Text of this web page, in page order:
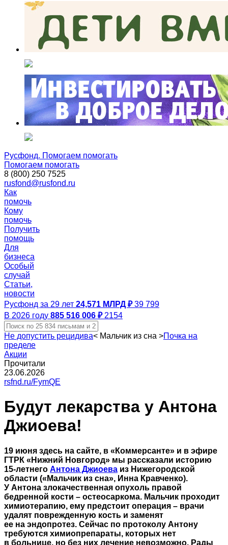
Русфонд. Помогаем помогать
Помогаем помогать
8 (800) 250 7525
rusfond@rusfond.ru
Как
помочь
Кому
помочь
Получить
помощь
Для
бизнеса
Особый
случай
Статьи,
новости
Русфонд за 29 лет 24,571 МЛРД ₽ 39 799
В 2026 году 885 516 006 ₽ 2154
Не допустить рецидива< Мальчик из сна >Почка на
пределе
Акции
Прочитали
23.06.2026
rsfnd.ru/FymQE
Будут лекарства у Антона
Джиоева!
19 июня здесь на сайте, в «Коммерсанте» и в эфире
ГТРК «Нижний Новгород» мы рассказали историю
15-летнего Антона Джиоева из Нижегородской
области («Мальчик из сна», Инна Кравченко).
У Антона злокачественная опухоль правой
бедренной кости – остеосаркома. Мальчик проходит
химиотерапию, ему предстоит операция – врачи
удалят поврежденную кость и заменят
ее на эндопротез. Сейчас по протоколу Антону
требуются химиопрепараты, которых нет
в больнице, но без них лечение невозможно. Рады